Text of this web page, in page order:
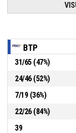
Timeout Pieno
Rimbalzo difensivo
00:16
BTP
31/65(47%)
24/46(52%)
7/19(36%)
22/26(84%)
39